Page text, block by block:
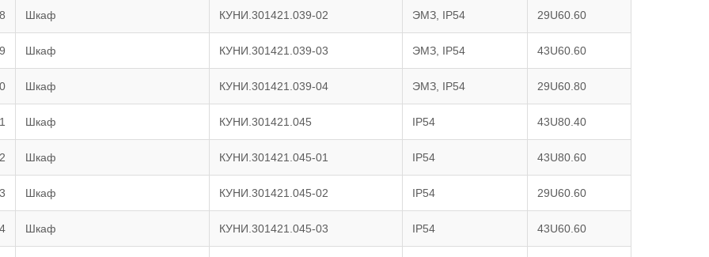
Шкаф КУНИ.301421.039-02 ЭМЗ, IP54 29U60.60
Шкаф КУНИ.301421.039-03 ЭМЗ, IP54 43U60.60
Шкаф КУНИ.301421.039-04 ЭМЗ, IP54 29U60.80
Шкаф КУНИ.301421.045 IP54 43U80.40
Шкаф КУНИ.301421.045-01 IP54 43U80.60
Шкаф КУНИ.301421.045-02 IP54 29U60.60
Шкаф КУНИ.301421.045-03 IP54 43U60.60